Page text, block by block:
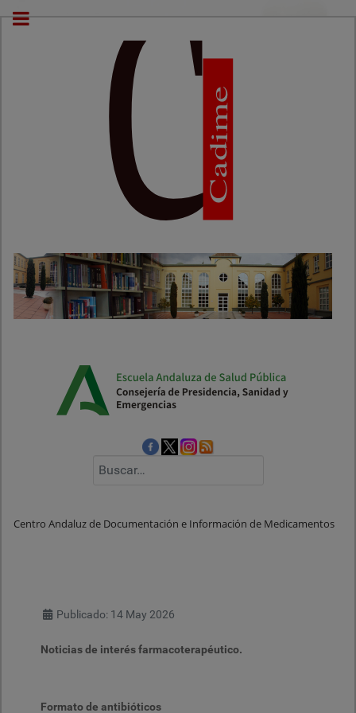
Centro Andaluz de Documentación e Información de Medicamentos
Detalles
Publicado: 14 May 2026
Noticias de interés farmacoterapéutico.
Formato de antibióticos